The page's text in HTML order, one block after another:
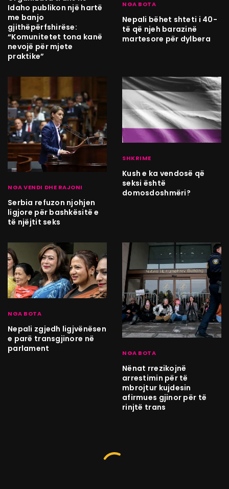
Idaho publikon një hartë
me banjo
gjithëpërfshirëse:
“Komunitetet tona kanë
nevojë për mjete
praktike”
NGA BOTA
Nepali bëhet shteti i 40-
të që njeh barazinë
martesore për dylbera
NGA VENDI DHE RAJONI
Serbia refuzon njohjen
ligjore për bashkësitë e
të njëjtit seks
SHKRIME
Kush e ka vendosë që
seksi është
domosdoshmëri?
NGA BOTA
Nepali zgjedh ligjvënësen
e parë transgjinore në
parlament
NGA BOTA
Nënat rrezikojnë
arrestimin për të
mbrojtur kujdesin
afirmues gjinor për të
rinjtë trans